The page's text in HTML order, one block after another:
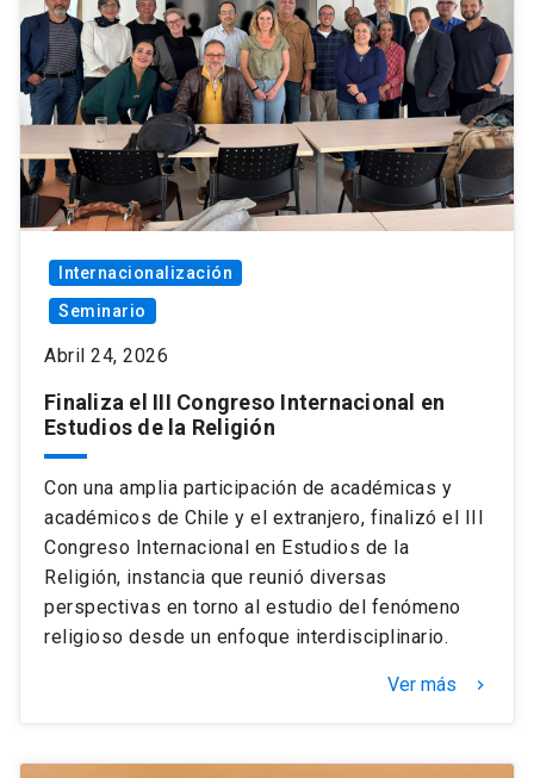
Internacionalización
Seminario
Abril 24, 2026
Finaliza el III Congreso Internacional en
Estudios de la Religión
Con una amplia participación de académicas y
académicos de Chile y el extranjero, finalizó el III
Congreso Internacional en Estudios de la
Religión, instancia que reunió diversas
perspectivas en torno al estudio del fenómeno
religioso desde un enfoque interdisciplinario.
Ver más keyboard_arrow_right